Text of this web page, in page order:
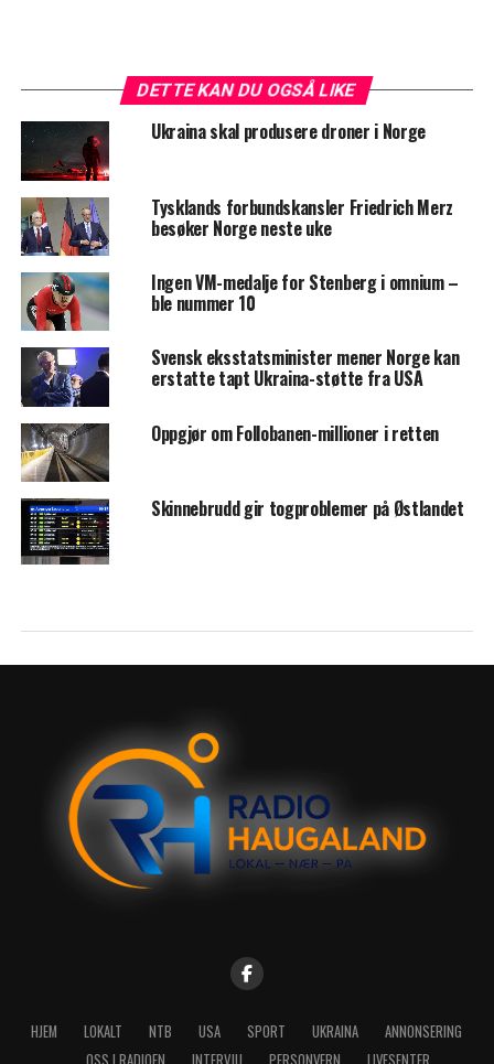
DETTE KAN DU OGSÅ LIKE
Ukraina skal produsere droner i Norge
Tysklands forbundskansler Friedrich Merz
besøker Norge neste uke
Ingen VM-medalje for Stenberg i omnium –
ble nummer 10
Svensk eksstatsminister mener Norge kan
erstatte tapt Ukraina-støtte fra USA
Oppgjør om Follobanen-millioner i retten
Skinnebrudd gir togproblemer på Østlandet
HJEM LOKALT NTB USA SPORT UKRAINA
ANNONSERING